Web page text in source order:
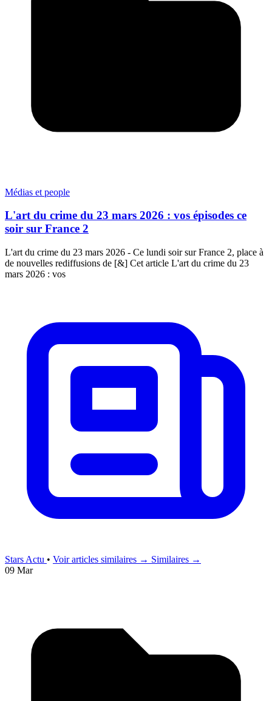
Médias et people
L'art du crime du 23 mars 2026 : vos épisodes ce
soir sur France 2
L'art du crime du 23 mars 2026 - Ce lundi soir sur France 2, place à
de nouvelles rediffusions de [&] Cet article L'art du crime du 23
mars 2026 : vos
Stars Actu • Voir articles similaires → Similaires →
09 Mar